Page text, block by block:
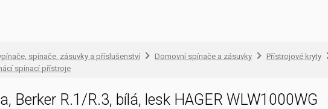
spínače, zásuvky a příslušenství Domovní spínače a zásuvky
Přístrojové kryty
spínací přístroje
Berker R.1/R.3, bílá, lesk HAGER WLW1000WG